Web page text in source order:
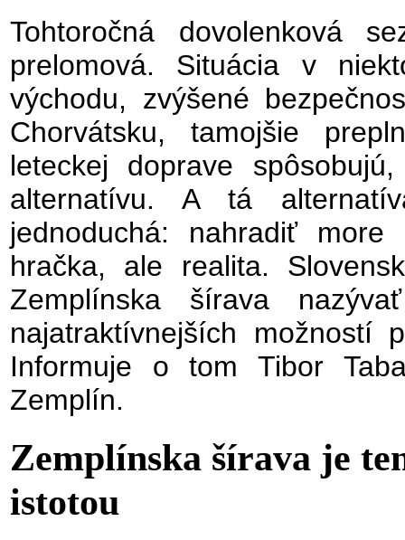
Tohtoročná dovolenková
prelomová. Situácia v
východu, zvýšené
Chorvátsku, tamojšie
leteckej doprave
alternatívu. A tá
jednoduchá: nahradiť
hračka, ale realita.
Zemplínska šírava
najatraktívnejších možností
Informuje o tom Tibor
Zemplín.
Zemplínska šírava je
istotou